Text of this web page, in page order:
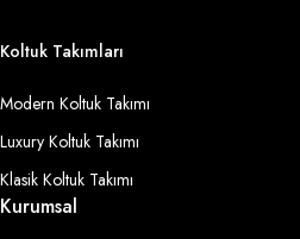
Koltuk Takımları
Modern Koltuk Takımı
Luxury Koltuk Takımı
Klasik Koltuk Takımı
Kurumsal